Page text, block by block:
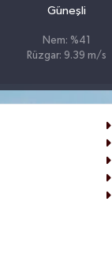
Güneşli
Nem: %41
Rüzgar: 9.39 m/s